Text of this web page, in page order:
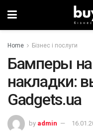
Home Бізнес і послуги
Бамперы
накладки:
Gadgets.ua
by admin